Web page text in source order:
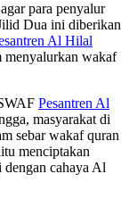
para penyalur
Dua ini diberikan
Al Hilal
menyalurkan wakaf
Pesantren Al
masyarakat di
sebar wakaf quran
menciptakan
cahaya Al